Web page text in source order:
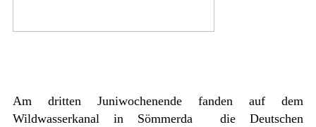
Am dritten Juniwochenende fanden auf dem
Wildwasserkanal in Sömmerda
die Deutschen